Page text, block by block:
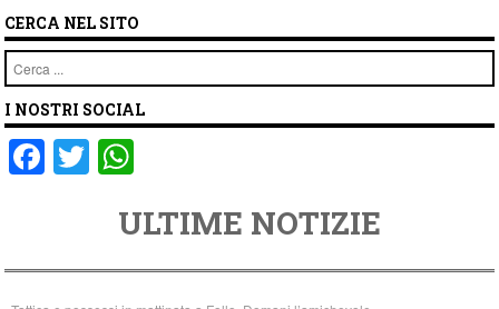
CERCA NEL SITO
Cerca
I NOSTRI SOCIAL
F
a
e
b
T
wi
er
at
s
A
ULTIME NOTIZIE